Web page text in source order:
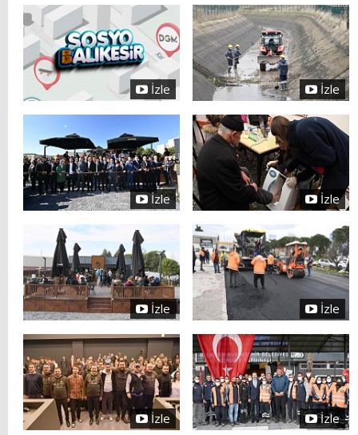
İzle İzle
İzle İzle
İzle İzle
İzle İzle